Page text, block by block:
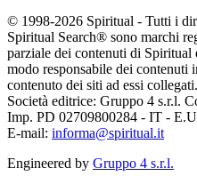
© 1998-2026 Spiritual - Tutti i
Spiritual Search® sono marchi
parziale dei contenuti di
modo responsabile dei contenuti
contenuto dei siti ad essi collegati.
Società editrice: Gruppo 4 s.r.l.
Imp. PD 02709800284 - IT -
E-mail: informa@spiritual.it
Engineered by Gruppo 4 s.r.l.